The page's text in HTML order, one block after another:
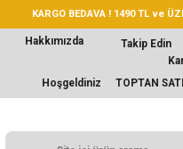
KARGO BEDAVA ! 1490 TL ve
Hakkımızda Takip Edin
Hoşgeldiniz
TOPTAN